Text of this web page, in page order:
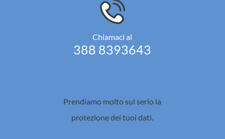
Chiamaci al
388 8393643
Prendiamo molto sul serio la
protezione dei tuoi dati.